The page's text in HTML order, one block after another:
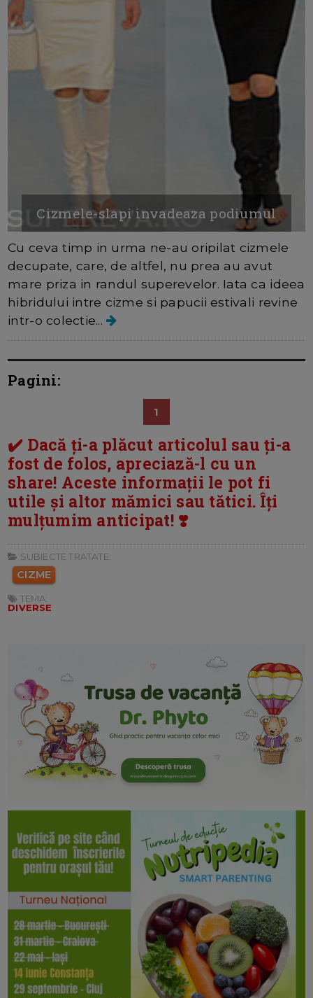
Cizmele-slapi invadeaza podiumul
Cu ceva timp in urma ne-au oripilat cizmele
decupate, care, de altfel, nu prea au avut
mare priza in randul superevelor. Iata ca ideea
hibridului intre cizme si papucii estivali revine
intr-o colectie...
Pagini:
1
✔️ Dacă ți-a plăcut articolul sau ți-a
fost de folos, apreciază-l cu un
share! Aceste informații le pot fi
utile și altor mămici sau tătici. Îți
mulțumim anticipat! ❣️
SUBIECTE TRATATE:
CIZME
TEMA:
DIVERSE